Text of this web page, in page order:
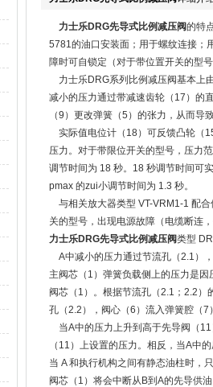
力士乐DRG先导式比例减压阀的特
5781的油口安装面；用于螺纹连接；
障时可自锁定（对于带位置开关的型
力士乐DRG系列比例减压阀基本上
减小的压力通过带减速齿轮（17）的
（9）更改弹簧（5）的张力，从而导
实际值电位计（18）可反馈凸轮（
压力。对于带限位开关的型号，压力
调节时间为 18 秒。18 秒调节时间可
pmax 的zui小调节时间为 1.3 秒。
与相关放大器类型 VT-VRM1-1 配
关的型号，出现电源故障（电缆断连
力士乐DRG先导式比例减压阀类型
A中减小的压力通过节流孔（2.1）
主阀芯（1）弹簧负载侧上的压力是
阀芯（1）。根据节流孔（2.1；2.2）
孔（2.2），阀心（6）流入弹簧腔（7
当A中的压力上升到高于先导阀（11
（11）上设置的压力。相反，当A中
当 A 和执行机构之间有静态油柱时，
阀芯（1）将会中断从B到A的先导供